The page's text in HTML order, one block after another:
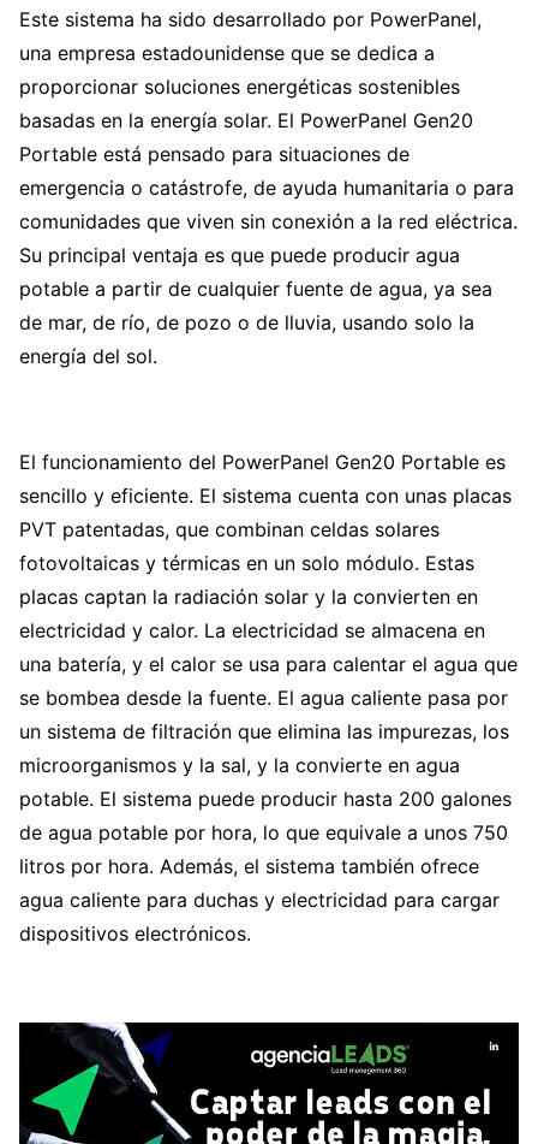
Este sistema ha sido desarrollado por PowerPanel,
una empresa estadounidense que se dedica a
proporcionar soluciones energéticas sostenibles
basadas en la energía solar. El PowerPanel Gen20
Portable está pensado para situaciones de
emergencia o catástrofe, de ayuda humanitaria o para
comunidades que viven sin conexión a la red eléctrica.
Su principal ventaja es que puede producir agua
potable a partir de cualquier fuente de agua, ya sea
de mar, de río, de pozo o de lluvia, usando solo la
energía del sol.
El funcionamiento del PowerPanel Gen20 Portable es
sencillo y eficiente. El sistema cuenta con unas placas
PVT patentadas, que combinan celdas solares
fotovoltaicas y térmicas en un solo módulo. Estas
placas captan la radiación solar y la convierten en
electricidad y calor. La electricidad se almacena en
una batería, y el calor se usa para calentar el agua que
se bombea desde la fuente. El agua caliente pasa por
un sistema de filtración que elimina las impurezas, los
microorganismos y la sal, y la convierte en agua
potable. El sistema puede producir hasta 200 galones
de agua potable por hora, lo que equivale a unos 750
litros por hora. Además, el sistema también ofrece
agua caliente para duchas y electricidad para cargar
dispositivos electrónicos.